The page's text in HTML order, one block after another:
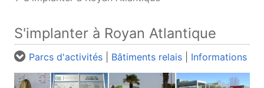
Les infosPortail cartographique
S'implanter à Royan Atlantique
Parcs d'activités| Bâtiments relais Informations